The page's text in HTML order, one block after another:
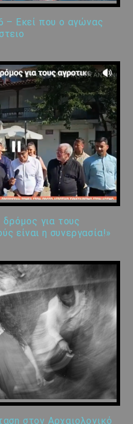
– Εκεί που ο αγώνας
για τους
είναι η συνεργασία!»
στον Αρχαιολογικό